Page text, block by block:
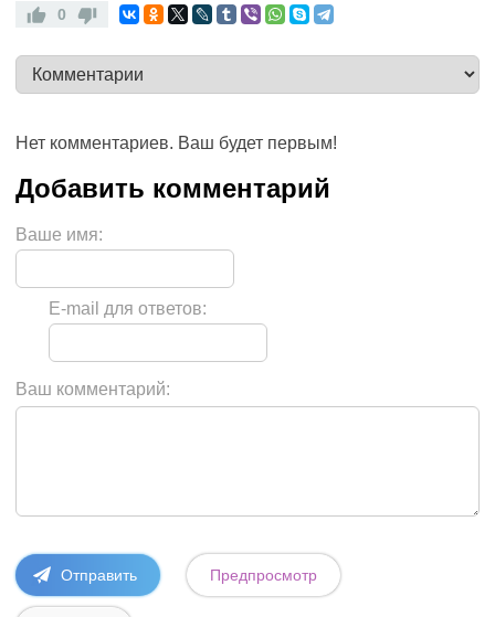
0
Нет комментариев. Ваш будет первым!
Ваше имя:
E-mail для ответов:
Ваш комментарий: